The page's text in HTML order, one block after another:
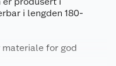
i lengden 180-
for god
B0303014